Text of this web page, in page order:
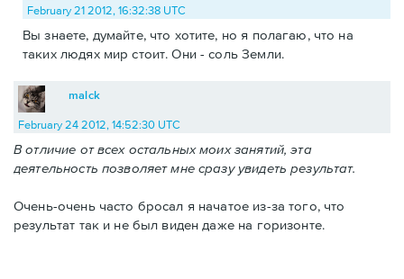
February 21 2012, 16:32:38 UTC
Вы знаете, думайте, что хотите, но я полагаю, что на
таких людях мир стоит. Они - соль Земли.
malck
February 24 2012, 14:52:30 UTC
В отличие от всех остальных моих занятий, эта
деятельность позволяет мне сразу увидеть результат.
Очень-очень часто бросал я начатое из-за того, что
результат так и не был виден даже на горизонте.